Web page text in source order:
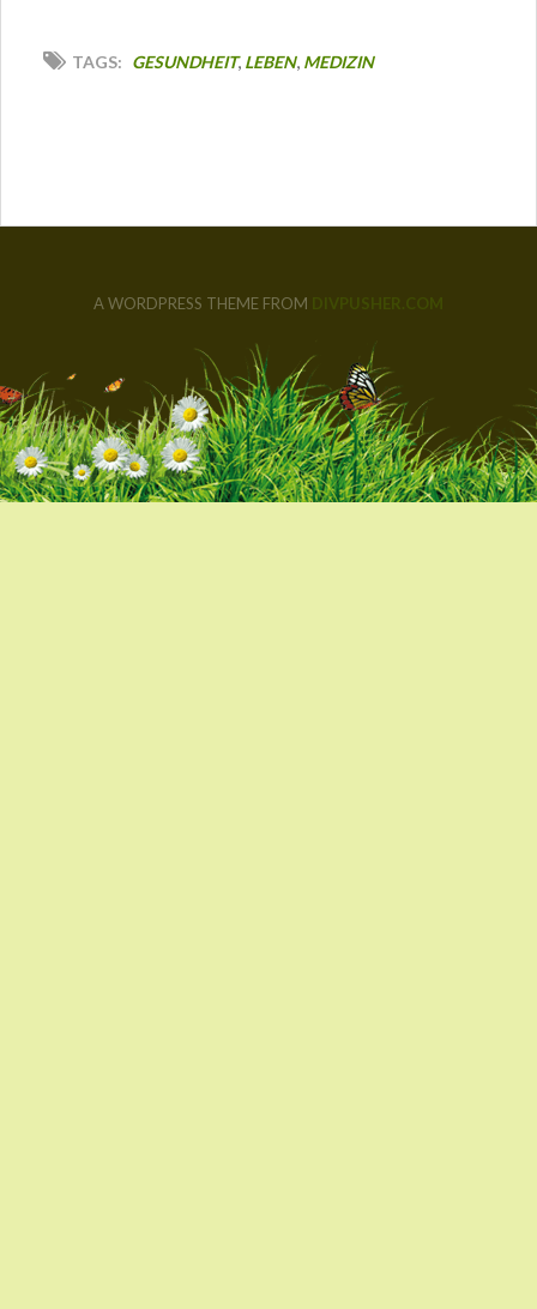
TAGS: GESUNDHEIT, LEBEN, MEDIZIN
A WORDPRESS THEME FROM DIVPUSHER.COM